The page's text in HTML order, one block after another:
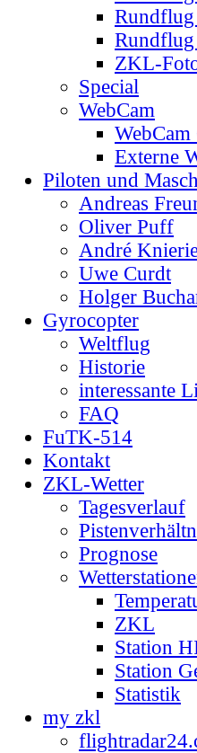
ZKL-
Special
WebCam
WebCam
Externe
Piloten und
Andreas
Oliver Puff
André
Uwe Curdt
Holger
Gyrocopter
Weltflug
Historie
interessante
FAQ
FuTK-514
Kontakt
ZKL-Wetter
Tagesverlauf
Prognose
ZKL
Station
Station
Statistik
my zkl